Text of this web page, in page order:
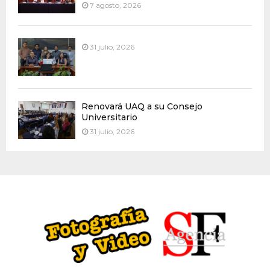
7 agosto, 2026
31 julio, 2026
Renovará UAQ a su Consejo
Universitario
31 julio, 2026